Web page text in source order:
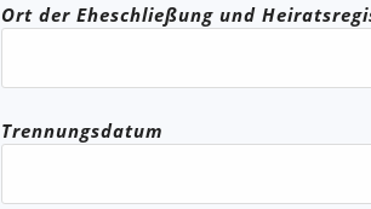
Ort der Eheschließung und
Trennungsdatum